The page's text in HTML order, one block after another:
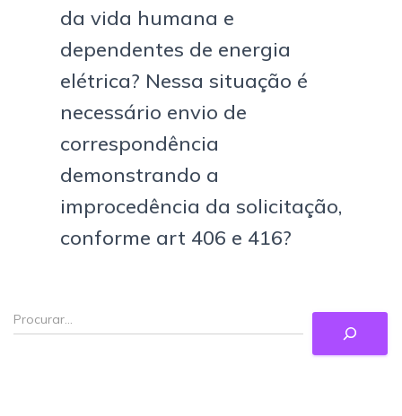
da vida humana e
dependentes de energia
elétrica? Nessa situação é
necessário envio de
correspondência
demonstrando a
improcedência da solicitação,
conforme art 406 e 416?